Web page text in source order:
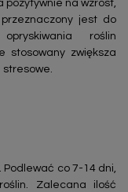
pozytywnie na wzrost,
jest do
roślin
stosowany zwiększa
stresowe.
Podlewać co 7-14 dni,
Zalecana ilość